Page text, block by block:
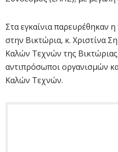
Στα εγκαίνια παρευρέθηκαν
στην Βικτώρια, κ. Χριστίνα
Καλών Τεχνών της
αντιπρόσωποι οργανισμών
Καλών Τεχνών.